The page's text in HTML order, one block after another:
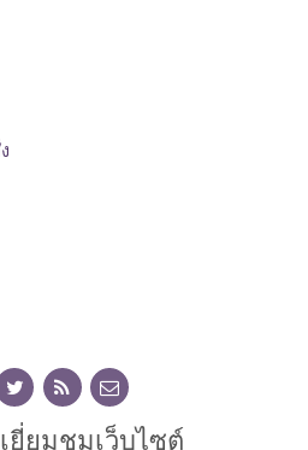
ยี่ยมชมเว็บไซต์